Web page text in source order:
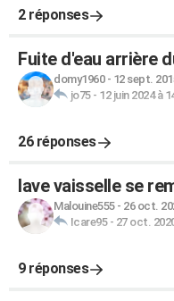
2 réponses
Fuite d'eau arrière
domy1960- 12 sept.
jo75- 12 juin 2024 à
26 réponses
lave vaisselle se
Malouine555- 26 oct.
Icare95- 27 oct.
9 réponses